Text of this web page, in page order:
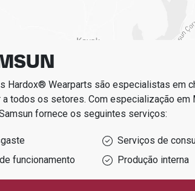
Hardox® Wearparts são especialistas em
a todos os setores. Com especialização em
fornece os seguintes serviços:
Serviços de
funcionamento
Produção interna